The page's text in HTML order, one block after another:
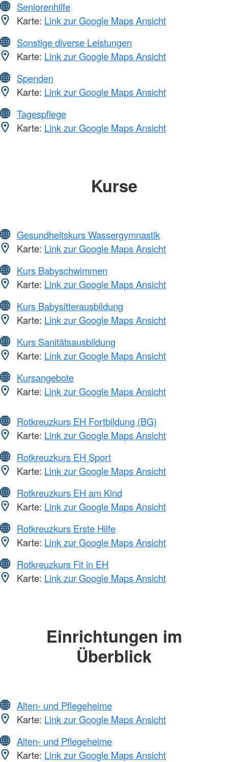
Seniorenhilfe
Karte: Link zur Google Maps Ansicht
Sonstige diverse Leistungen
Karte: Link zur Google Maps Ansicht
Spenden
Karte: Link zur Google Maps Ansicht
Tagespflege
Karte: Link zur Google Maps Ansicht
Kurse
Gesundheitskurs Wassergymnastik
Karte: Link zur Google Maps Ansicht
Kurs Babyschwimmen
Karte: Link zur Google Maps Ansicht
Kurs Babysitterausbildung
Karte: Link zur Google Maps Ansicht
Kurs Sanitätsausbildung
Karte: Link zur Google Maps Ansicht
Kursangebote
Karte: Link zur Google Maps Ansicht
Rotkreuzkurs EH Fortbildung (BG)
Karte: Link zur Google Maps Ansicht
Rotkreuzkurs EH Sport
Karte: Link zur Google Maps Ansicht
Rotkreuzkurs EH am Kind
Karte: Link zur Google Maps Ansicht
Rotkreuzkurs Erste Hilfe
Karte: Link zur Google Maps Ansicht
Rotkreuzkurs Fit in EH
Karte: Link zur Google Maps Ansicht
Einrichtungen im
Überblick
Alten- und Pflegeheime
Karte: Link zur Google Maps Ansicht
Alten- und Pflegeheime
Karte: Link zur Google Maps Ansicht